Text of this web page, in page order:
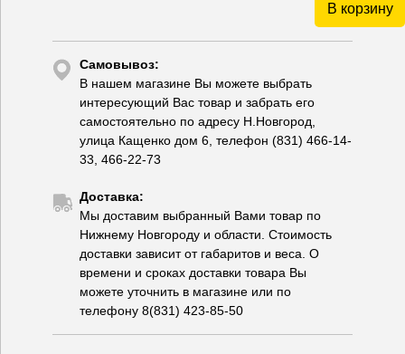
В корзину
Самовывоз:
В нашем магазине Вы можете выбрать
интересующий Вас товар и забрать его
самостоятельно по адресу Н.Новгород,
улица Кащенко дом 6, телефон (831) 466-14-
33, 466-22-73
Доставка:
Мы доставим выбранный Вами товар по
Нижнему Новгороду и области. Стоимость
доставки зависит от габаритов и веса. О
времени и сроках доставки товара Вы
можете уточнить в магазине или по
телефону 8(831) 423-85-50